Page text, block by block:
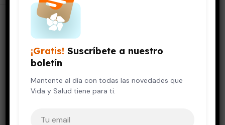
Doctor
Cardiología
TÍTULOS ACADÉMICOS
¡Gratis! Suscríbete a nuestro
boletín
Mantente al día con todas las novedades que
Vida y Salud tiene para ti.